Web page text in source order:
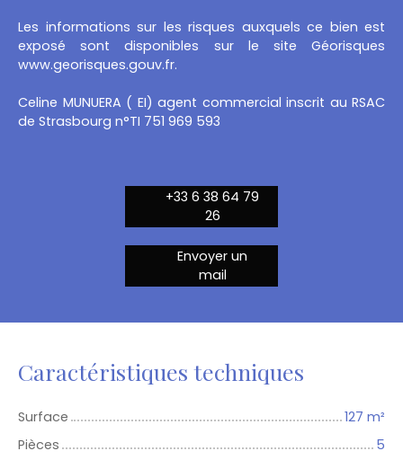
Les informations sur les risques auxquels ce bien est
exposé sont disponibles sur le site Géorisques
www.georisques.gouv.fr.
Celine MUNUERA ( EI) agent commercial inscrit au RSAC
de Strasbourg n°TI 751 969 593
+33 6 38 64 79
26
Envoyer un
mail
Caractéristiques techniques
Surface 127 m²
Pièces
5